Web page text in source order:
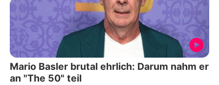
Mario Basler brutal ehrlich: Darum nahm er
an "The 50" teil